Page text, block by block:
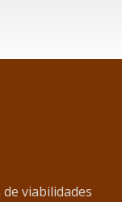
viabilidades